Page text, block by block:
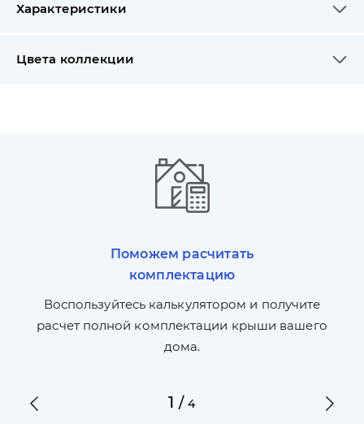
Характеристики
Цвета коллекции
Поможем расчитать
комплектацию
Воспользуйтесь калькулятором и получите
расчет полной комплектации крыши вашего
дома.
1 /4